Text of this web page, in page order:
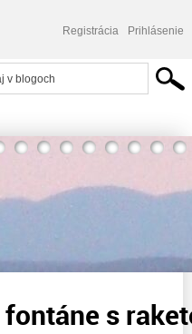
Registrácia Prihlásenie
s